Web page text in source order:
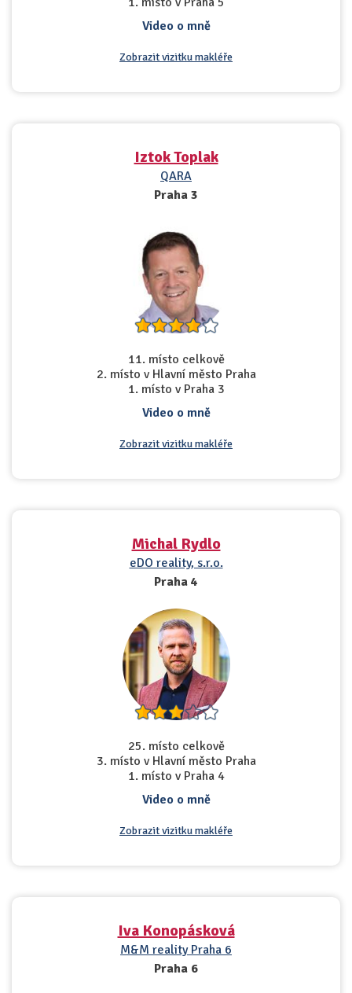
Video o mně
Zobrazit vizitku makléře
Iztok Toplak
QARA
Praha 3
11. místo celkově
2. místo v Hlavní město Praha
1. místo v Praha 3
Video o mně
Zobrazit vizitku makléře
Michal Rydlo
eDO reality, s.r.o.
Praha 4
25. místo celkově
3. místo v Hlavní město Praha
1. místo v Praha 4
Video o mně
Zobrazit vizitku makléře
Iva Konopásková
M&M reality Praha 6
Praha 6